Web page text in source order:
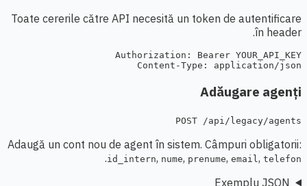
Toate cererile către API necesită un token de autentificare
în header.
Content-Type: application/json
Adăugare agenți
POST /api/legacy/agents
Adaugă un cont nou de agent în sistem. Câmpuri obligatorii:
id_intern, nume, prenume, email , telefon
.
Exemplu JSON